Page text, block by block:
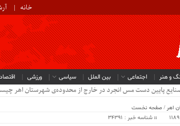
خانه
و هنر اجتماعی بین الملل سیاسی ورزشی
صنایع پایین دست مس انجرد در خارج از محدوده‌ی شهرستان اهر
اهر /صفحه نخست
شناسه خبر : 34391